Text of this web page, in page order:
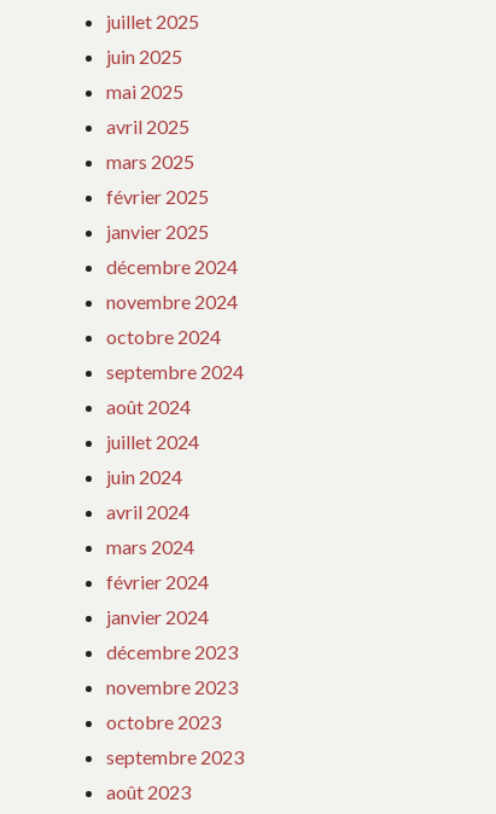
juillet 2025
juin 2025
mai 2025
avril 2025
mars 2025
février 2025
janvier 2025
décembre 2024
novembre 2024
octobre 2024
septembre 2024
août 2024
juillet 2024
juin 2024
avril 2024
mars 2024
février 2024
janvier 2024
décembre 2023
novembre 2023
octobre 2023
septembre 2023
août 2023